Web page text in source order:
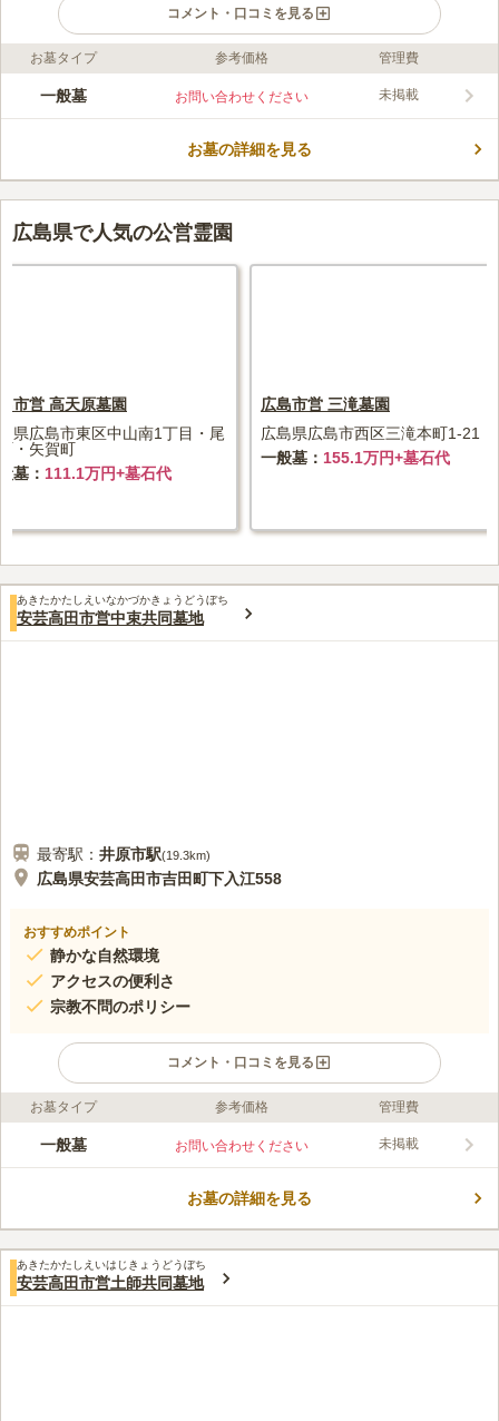
コメント・口コミを見る
口コミ評価
この霊園はまだ誰からも評価されていません。
お墓タイプ 参考価格 管理費
一般墓 お問い合わせください 未掲載
お墓の詳細を見る
広島県で人気の公営霊園
市営 高天原墓園
県広島市東区中山南1丁目・尾
・矢賀町
墓
111.1万円+墓石代
広島市営 三滝墓園
広島県広島市西区三滝本町1-21
一般墓
155.1万円+墓石代
あきたかたしえいなかづかきょうどうぼち
安芸高田市営中束共同墓地
最寄駅： 井原市駅(19.3km)
広島県安芸高田市吉田町下入江558
おすすめポイント
静かな自然環境
アクセスの便利さ
宗教不問のポリシー
コメント・口コミを見る
口コミ評価
この霊園はまだ誰からも評価されていません。
お墓タイプ 参考価格 管理費
一般墓 お問い合わせください 未掲載
お墓の詳細を見る
あきたかたしえいはじきょうどうぼち
安芸高田市営土師共同墓地